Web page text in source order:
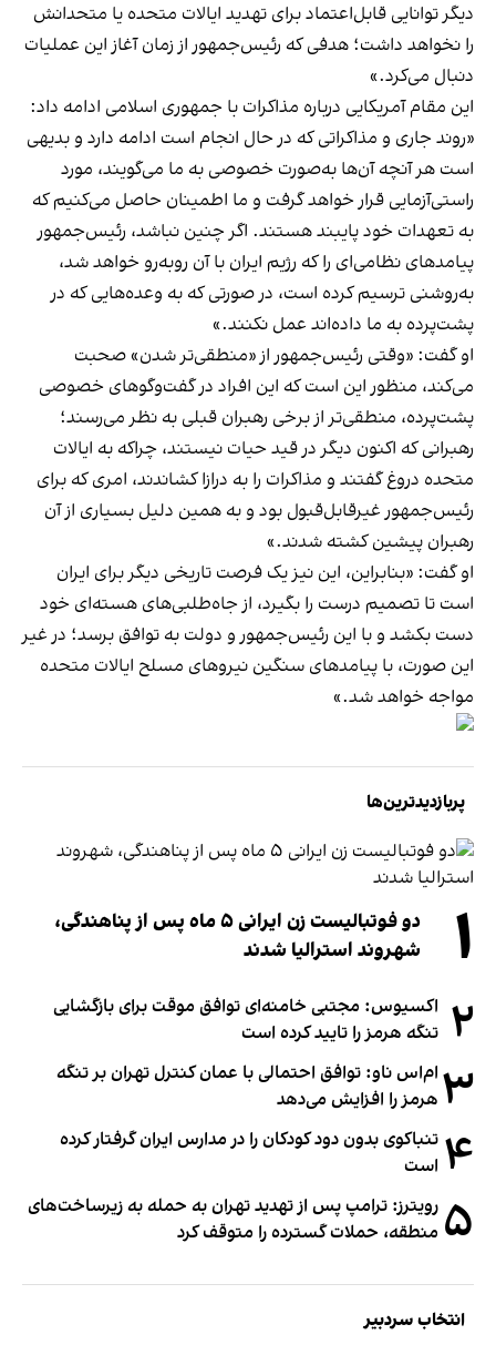
دیگر توانایی قابل‌اعتماد برای تهدید ایالات متحده یا متحدانش
را نخواهد داشت؛ هدفی که رئیس‌جمهور از زمان آغاز این عملیات
دنبال می‌کرد.»
این مقام آمریکایی درباره مذاکرات با جمهوری اسلامی ادامه داد:
«روند جاری و مذاکراتی که در حال انجام است ادامه دارد و بدیهی
است هر آنچه آن‌ها به‌صورت خصوصی به ما می‌گویند، مورد
راستی‌آزمایی قرار خواهد گرفت و ما اطمینان حاصل می‌کنیم که
به تعهدات خود پایبند هستند. اگر چنین نباشد، رئیس‌جمهور
پیامدهای نظامی‌ای را که رژیم ایران با آن روبه‌رو خواهد شد،
به‌روشنی ترسیم کرده است، در صورتی که به وعده‌هایی که در
پشت‌پرده به ما داده‌اند عمل نکنند.»
او گفت: «وقتی رئیس‌جمهور از «منطقی‌تر شدن» صحبت
می‌کند، منظور این است که این افراد در گفت‌وگوهای خصوصی
پشت‌پرده، منطقی‌تر از برخی رهبران قبلی به نظر می‌رسند؛
رهبرانی که اکنون دیگر در قید حیات نیستند، چراکه به ایالات
متحده دروغ گفتند و مذاکرات را به درازا کشاندند، امری که برای
رئیس‌جمهور غیرقابل‌قبول بود و به همین دلیل بسیاری از آن
رهبران پیشین کشته شدند.»
او گفت: «بنابراین، این نیز یک فرصت تاریخی دیگر برای ایران
است تا تصمیم درست را بگیرد، از جاه‌طلبی‌های هسته‌ای خود
دست بکشد و با این رئیس‌جمهور و دولت به توافق برسد؛ در غیر
این صورت، با پیامدهای سنگین نیروهای مسلح ایالات متحده
مواجه خواهد شد.»
پربازدیدترین‌ها
۱
دو فوتبالیست زن ایرانی ۵ ماه پس از پناهندگی،
شهروند استرالیا شدند
۲ اکسیوس: مجتبی خامنه‌ای توافق موقت برای بازگشایی
تنگه هرمز را تایید کرده است
۳ ام‌اس ناو: توافق احتمالی با عمان کنترل تهران بر تنگه
هرمز را افزایش می‌دهد
۴ تنباکوی بدون دود کودکان را در مدارس ایران گرفتار کرده
است
۵ رویترز: ترامپ پس از تهدید تهران به حمله به زیرساخت‌های
منطقه، حملات گسترده را متوقف کرد
انتخاب سردبیر